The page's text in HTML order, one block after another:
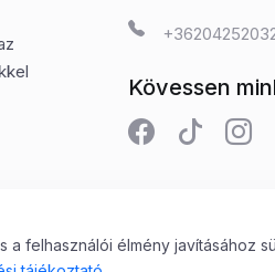
Kövessen
Solutions Kft.
felhasználói élmény javításához